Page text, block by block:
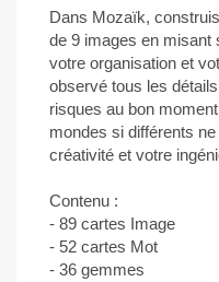
Dans Mozaïk,
de 9 images en misant
votre organisation et
observé tous les
risques au bon
mondes si différents ne
créativité et votre
Contenu :
- 89 cartes Image
- 52 cartes Mot
- 36 gemmes